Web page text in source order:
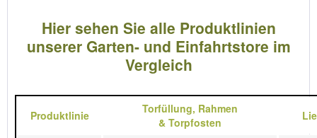
Hier sehen Sie alle Produktlinien
unserer Garten- und Einfahrtstore im
Vergleich
Produktlinie Torfüllung, Rahmen
& Torpfosten